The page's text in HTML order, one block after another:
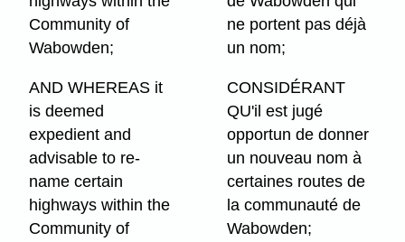
Community of
Wabowden;
ne portent pas déjà
un nom;
AND WHEREAS it
is deemed
expedient and
advisable to re-
name certain
highways within the
Community of
CONSIDÉRANT
QU'il est jugé
opportun de donner
un nouveau nom à
certaines routes de
la communauté de
Wabowden;